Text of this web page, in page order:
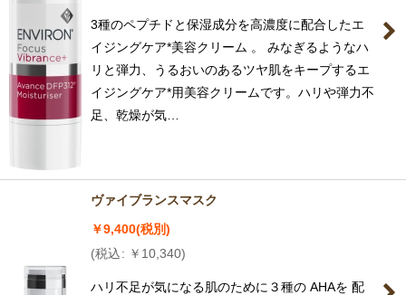
3種のペプチドと保湿成分を高濃度に配合したエ
イジングケア*美容クリーム 。 みなぎるようなハ
リと弾力、うるおいのあるツヤ肌をキープするエ
イジングケア*用美容クリームです。ハリや弾力不
足、乾燥が気…
ヴァイブランスマスク
￥9,400(税別)
(税込: ￥ 10,340)
ハリ不足が気になる肌のために３種の AHAを 配